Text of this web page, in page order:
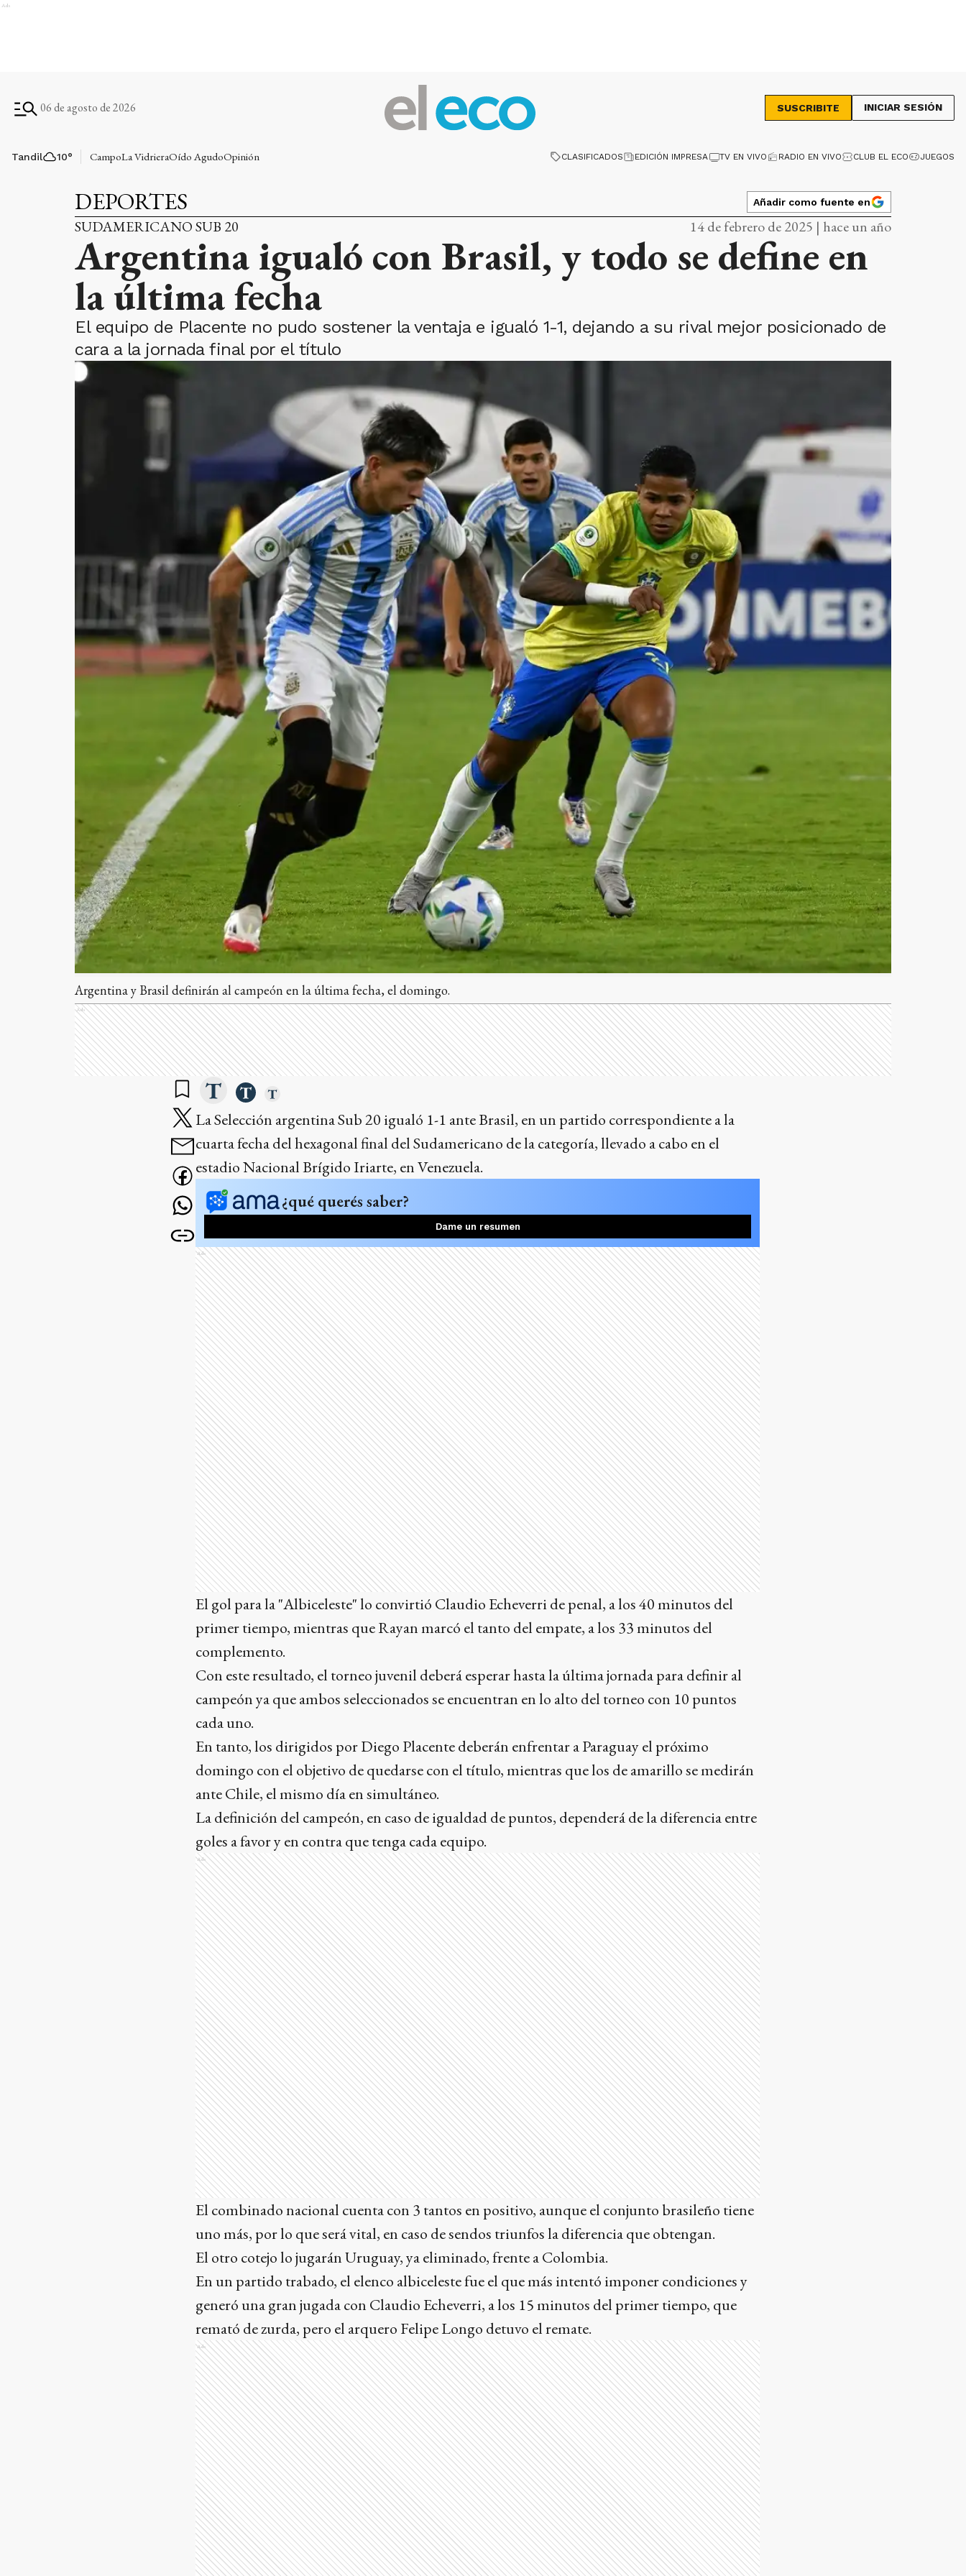
Ads
06 de agosto de 2026 SUSCRIBITE INICIAR SESIÓN
Tandil 10° CampoLa VidrieraOído AgudoOpinión CLASIFICADOS EDICIÓN IMPRESA TV EN VIVO RADIO EN VIVO CLUB EL ECO JUEGOS
DEPORTES Añadir como fuente en
SUDAMERICANO SUB 20 14 de febrero de 2025 | hace un año
Argentina igualó con Brasil, y todo se define en
la última fecha
El equipo de Placente no pudo sostener la ventaja e igualó 1-1, dejando a su rival mejor posicionado de
cara a la jornada final por el título
Argentina y Brasil definirán al campeón en la última fecha, el domingo.
Ads
La Selección argentina Sub 20 igualó 1-1 ante Brasil, en un partido correspondiente a la
cuarta fecha del hexagonal final del Sudamericano de la categoría, llevado a cabo en el
estadio Nacional Brígido Iriarte, en Venezuela.
¿qué querés saber?
Dame un resumen
Ads
El gol para la "Albiceleste" lo convirtió Claudio Echeverri de penal, a los 40 minutos del
primer tiempo, mientras que Rayan marcó el tanto del empate, a los 33 minutos del
complemento.
Con este resultado, el torneo juvenil deberá esperar hasta la última jornada para definir al
campeón ya que ambos seleccionados se encuentran en lo alto del torneo con 10 puntos
cada uno.
En tanto, los dirigidos por Diego Placente deberán enfrentar a Paraguay el próximo
domingo con el objetivo de quedarse con el título, mientras que los de amarillo se medirán
ante Chile, el mismo día en simultáneo.
La definición del campeón, en caso de igualdad de puntos, dependerá de la diferencia entre
goles a favor y en contra que tenga cada equipo.
Ads
El combinado nacional cuenta con 3 tantos en positivo, aunque el conjunto brasileño tiene
uno más, por lo que será vital, en caso de sendos triunfos la diferencia que obtengan.
El otro cotejo lo jugarán Uruguay, ya eliminado, frente a Colombia.
En un partido trabado, el elenco albiceleste fue el que más intentó imponer condiciones y
generó una gran jugada con Claudio Echeverri, a los 15 minutos del primer tiempo, que
remató de zurda, pero el arquero Felipe Longo detuvo el remate.
Ads